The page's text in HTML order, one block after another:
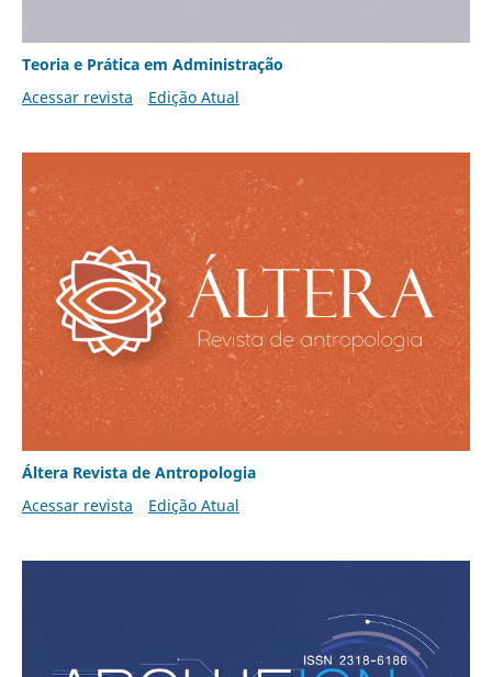
Teoria e Prática em Administração
Acessar revista
Edição Atual
Áltera Revista de Antropologia
Acessar revista
Edição Atual